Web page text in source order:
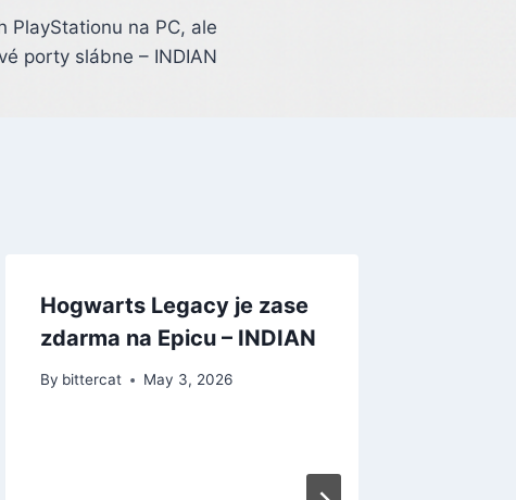
PlayStationu na PC, ale
porty slábne – INDIAN
Hogwarts Legacy je zase
zdarma na Epicu – INDIAN
By bittercat May 3, 2026